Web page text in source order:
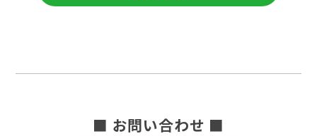
■ お問い合わせ ■